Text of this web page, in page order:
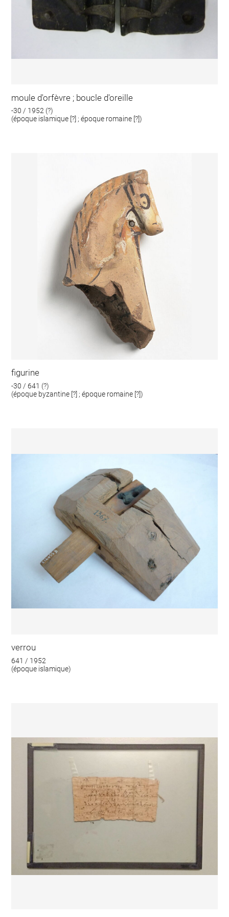
moule d'orfèvre ; boucle d'oreille
-30 / 1952 (?)
(époque islamique [?] ; époque romaine [?])
figurine
-30 / 641 (?)
(époque byzantine [?] ; époque romaine [?])
verrou
641 / 1952
(époque islamique)